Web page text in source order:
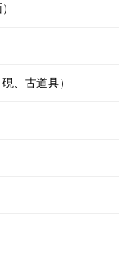
、古道具）